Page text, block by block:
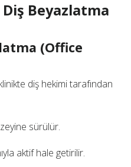
Beyazlatma
(Office
diş hekimi tarafından
sürülür.
aktif hale getirilir.